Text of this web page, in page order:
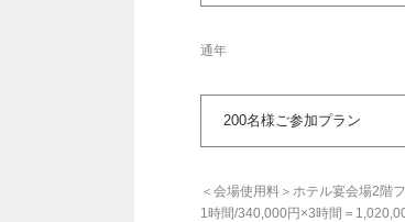
通年
200名様ご参加プラン
＜会場使用料＞ホテル宴会場2階
1時間/340,000円×3時間＝